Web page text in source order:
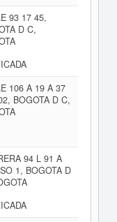
93 17 45,
D C,
106 A 19 A 37
BOGOTA D C,
94 L 91 A
1, BOGOTA D